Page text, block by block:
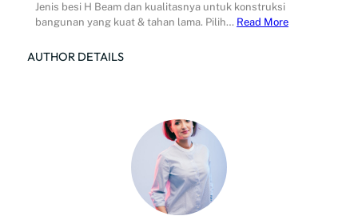
Jenis besi H Beam dan kualitasnya untuk konstruksi
bangunan yang kuat & tahan lama. Pilih… Read More
AUTHOR DETAILS